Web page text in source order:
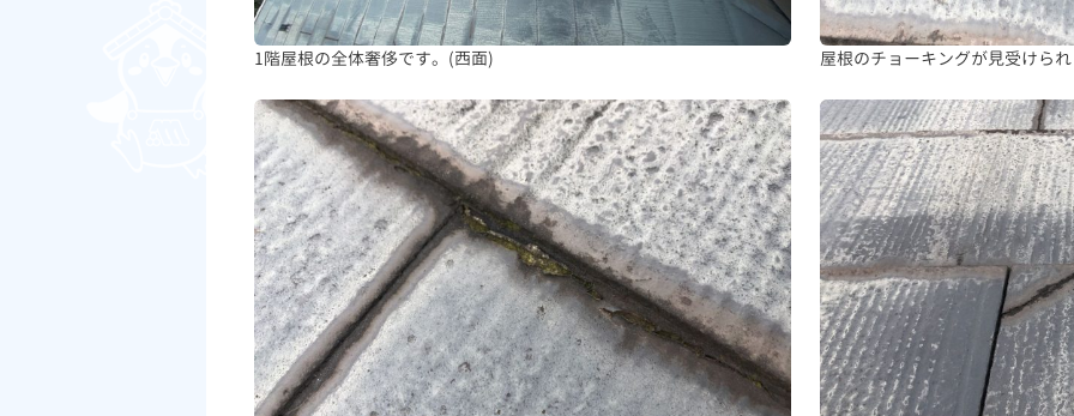
1階屋根の全体奢侈です。(西面) 屋根のチョーキングが見受けら